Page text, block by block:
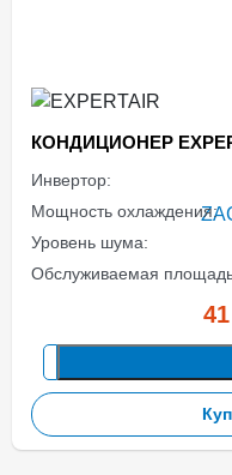
КОНДИЦИОНЕР
Инвертор:
Мощность охлаждения:
Уровень шума:
Обслуживаемая